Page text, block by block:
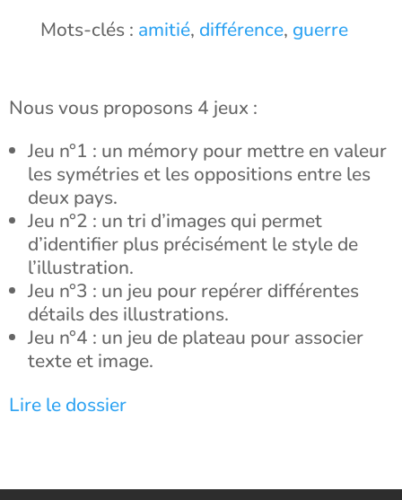
Mots-clés : amitié, différence, guerre
Nous vous proposons 4 jeux :
Jeu n°1 : un mémory pour mettre en valeur
les symétries et les oppositions entre les
deux pays.
Jeu n°2 : un tri d’images qui permet
d’identifier plus précisément le style de
l’illustration.
Jeu n°3 : un jeu pour repérer différentes
détails des illustrations.
Jeu n°4 : un jeu de plateau pour associer
texte et image.
Lire le dossier